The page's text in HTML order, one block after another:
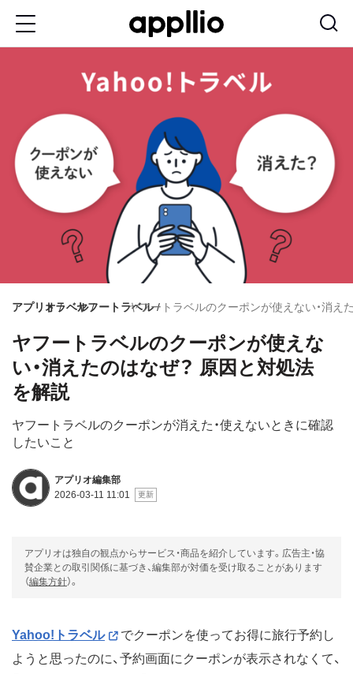
アプリオトラベルヤフートラベルヤフートラベルのクーポンが使えない・消え
ヤフートラベルのクーポンが使えな
い・消えたのはなぜ？ 原因と対処法
を解説
ヤフートラベルのクーポンが消えた・使えないときに確認
したいこと
アプリオ編集部
2026-03-11 11:01
アプリオは独自の観点からサービス・商品を紹介しています。広告主・協
賛企業との取引関係に基づき、編集部が対価を受け取ることがあります
（編集方針）。
Yahoo!トラベル
でクーポンを使ってお得に旅行予約し
ようと思ったのに、予約画面にクーポンが表示されなくて、